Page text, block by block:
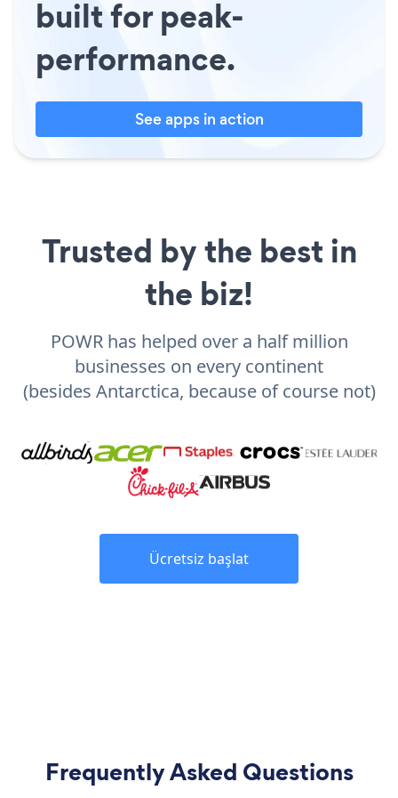
built for peak-
performance.
See apps in action
Trusted by the best in
the biz!
POWR has helped over a half million
businesses on every continent
(besides Antarctica, because of course not)
Ücretsiz başlat
Frequently Asked Questions